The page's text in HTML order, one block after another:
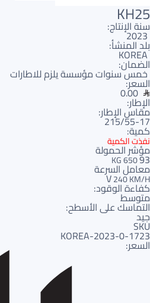
KH25
سنة الإنتاج:
2023
بلد المنشأ:
KOREA
الضمان:
خمس سنوات مؤسسة يلزم للاطارات
السعر:
0.00
الإطار:
مقاس الإطار:
215/55-17
كمية:
نفذت الكمية
مؤشر الحمولة
93
650 KG
معامل السرعة
V240 KM/H
كفاءة الوقود:
متوسط
التماسك على الأسطح:
جيد
SKU
1723-KOREA-2023-0
السعر: